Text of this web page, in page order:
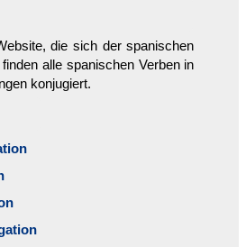
die sich der spanischen
alle spanischen Verben in
konjugiert.